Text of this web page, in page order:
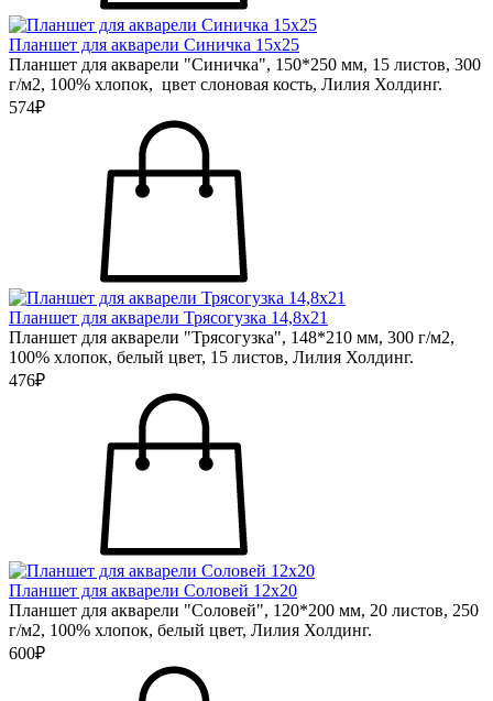
Планшет для акварели Синичка 15х25
Планшет для акварели "Синичка", 150*250 мм, 15 листов, 300
г/м2, 100% хлопок, цвет слоновая кость, Лилия Холдинг.
574₽
Планшет для акварели Трясогузка 14,8х21
Планшет для акварели "Трясогузка", 148*210 мм, 300 г/м2,
100% хлопок, белый цвет, 15 листов, Лилия Холдинг.
476₽
Планшет для акварели Соловей 12х20
Планшет для акварели "Соловей", 120*200 мм, 20 листов, 250
г/м2, 100% хлопок, белый цвет, Лилия Холдинг.
600₽